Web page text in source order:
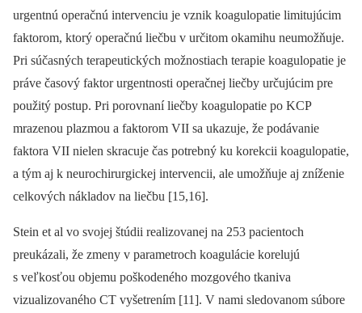
urgentnú operačnú intervenciu je vznik koagulopatie limitujúcim
faktorom, ktorý operačnú liečbu v určitom okamihu neumožňuje.
Pri súčasných terapeutických možnostiach terapie koagulopatie je
práve časový faktor urgentnosti operačnej liečby určujúcim pre
použitý postup. Pri porovnaní liečby koagulopatie po KCP
mrazenou plazmou a faktorom VII sa ukazuje, že podávanie
faktora VII nielen skracuje čas potrebný ku korekcii koagulopatie,
a tým aj k neurochirurgickej intervencii, ale umožňuje aj zníženie
celkových nákladov na liečbu [15,16].
Stein et al vo svojej štúdii realizovanej na 253 pacientoch
preukázali, že zmeny v parametroch koagulácie korelujú
s veľkosťou objemu poškodeného mozgového tkaniva
vizualizovaného CT vyšetrením [11]. V nami sledovanom súbore